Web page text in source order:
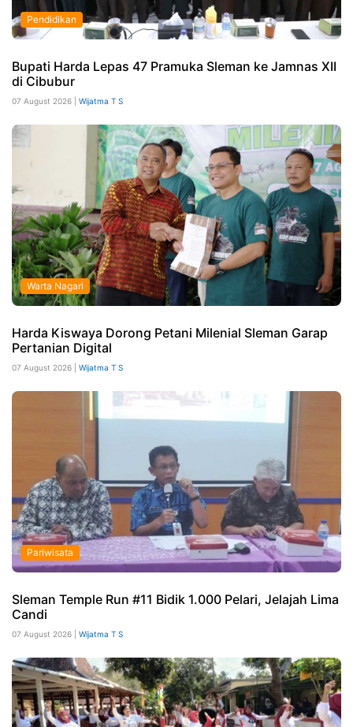
Pendidikan
Bupati Harda Lepas 47 Pramuka Sleman ke Jamnas XII
di Cibubur
07 August 2026 | Wijatma T S
Warta Nagari
Harda Kiswaya Dorong Petani Milenial Sleman Garap
Pertanian Digital
07 August 2026 | Wijatma T S
Pariwisata
Sleman Temple Run #11 Bidik 1.000 Pelari, Jelajah Lima
Candi
07 August 2026 | Wijatma T S